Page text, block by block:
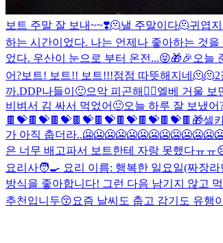
보트 주말 잘 보내~~❣️🫠낼 주말이다🫠귀엽지
하는 시간이었다. 나는 언제나 좋아하는 것
었다. 우산이 눈으로 부터 온전...😝🎁🎉오늘
어?보트! 보트!! 보트!!!점점 따뜻해지네🫠🫠2
까.DDP나들이🙂으악 피곤해🤦‍♂️엘베 거울 보
비벼서 김 싸서 먹었어🙂오늘 하루 잘 보냈어
🍫💝🍫💝🍫💝🍫💝🍫💝🍫💝🍫💝🍫💝🍫 🎁셀
가 아직 춥더라
은 너무 배고파서 보트한테 자랑 못했다ㅠ
요리사🧑‍🍳 요리 이름: 행복한 일요일(짜장
방식을 좋아합니다! 그런 다음 남기지 않고
추천입니두😚요즘 날씨도 춥고 감기도 유행